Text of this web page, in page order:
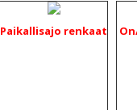
Paikallisajo renkaat